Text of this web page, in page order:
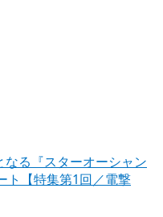
る『スターオーシャン
ト【特集第1回／電撃